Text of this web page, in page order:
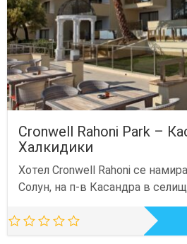
Cronwell Rahoni Park –
Халкидики
Хотел Cronwell Rahoni се
Солун, на п-в Касандра в